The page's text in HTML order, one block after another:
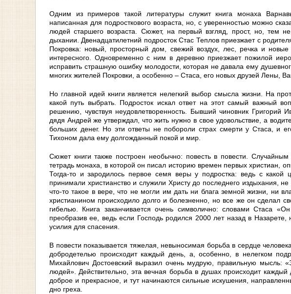
Одним из примеров такой литературы служит книга монаха
написанная для подросткового возраста, но, с уверенностью можно
людей старшего возраста. Сюжет, на первый взгляд, прост, но, тем
дыхании. Двенадцатилетний подросток Стас Теплов приезжает с
Покровка: новый, просторный дом, свежий воздух, лес, речка и
интересного. Одновременно с ним в деревню приезжает пожилой
исправить страшную ошибку молодости, которая не давала ему
многих жителей Покровки, а особенно – Стаса, его новых друзей Лены,
Но главной идей книги является нелегкий выбор смысла жизни. На
какой путь выбрать. Подросток искал ответ на этот самый важный
решению, чувствуя неудовлетворенность. Бывший чиновник Григорий
дядя Андрей же утверждал, что жить нужно в свое удовольствие, а
больших денег. Но эти ответы не побороли страх смерти у Стаса, и
Тихоном дала ему долгожданный покой и мир.
Сюжет книги также построен необычно: повесть в повести.
тетрадь монаха, в которой он писал историю времен первых христиан,
Тогда-то и зародилось первое семя веры у подростка: ведь с
принимали христианство и служили Христу до последнего издыхания,
что-то такое в вере, что не могли им дать ни блага земной жизни, ни
христианином происходило долго и болезненно, но все же он сделал
гибелью. Книга заканчивается очень символично: словами Стаса
преобразив ее, ведь если Господь родился 2000 лет назад в
усилия для спасения.
В повести показывается тяжелая, невыносимая борьба в сердце
добродетелью происходит каждый день, а, особенно, в нелегком
Михайлович Достоевский выразил очень мудрую, правильную мысль:
людей». Действительно, эта вечная борьба в душах происходит
доброе и прекрасное, и тут начинаются сильные искушения,
дно греха.